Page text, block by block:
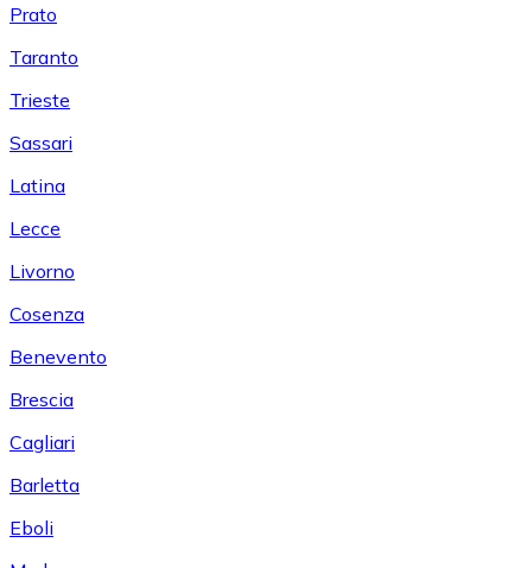
Prato
Taranto
Trieste
Sassari
Latina
Lecce
Livorno
Cosenza
Benevento
Brescia
Cagliari
Barletta
Eboli